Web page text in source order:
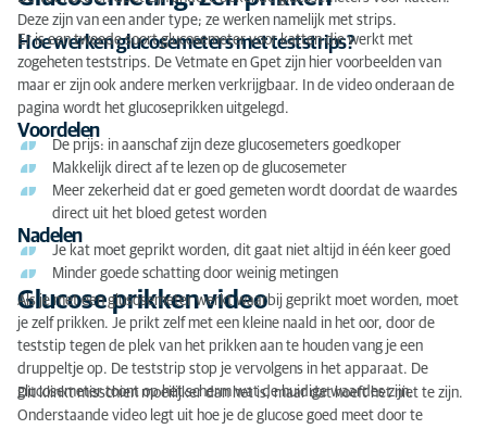
Deze zijn van een ander type; ze werken namelijk met strips.
Hoe werken glucosemeters met teststrips?
Er is een tweede soort glucosemeter voor katten die werkt met
zogeheten teststrips. De Vetmate en Gpet zijn hier voorbeelden van
maar er zijn ook andere merken verkrijgbaar. In de video onderaan de
pagina wordt het glucoseprikken uitgelegd.
Voordelen
De prijs: in aanschaf zijn deze glucosemeters goedkoper
Makkelijk direct af te lezen op de glucosemeter
Meer zekerheid dat er goed gemeten wordt doordat de waardes
direct uit het bloed getest worden
Nadelen
Je kat moet geprikt worden, dit gaat niet altijd in één keer goed
Minder goede schatting door weinig metingen
Glucose prikken video
Als je met een glusosemeter werkt waarbij geprikt moet worden, moet
je zelf prikken. Je prikt zelf met een kleine naald in het oor, door de
teststip tegen de plek van het prikken aan te houden vang je een
druppeltje op. De teststrip stop je vervolgens in het apparaat. De
glucosemeter toont op het scherm wat de huidige waardes zijn.
Dit klinkt misschien moeilijker dan het is, maar dat hoeft het niet te zijn.
Onderstaande video legt uit hoe je de glucose goed meet door te